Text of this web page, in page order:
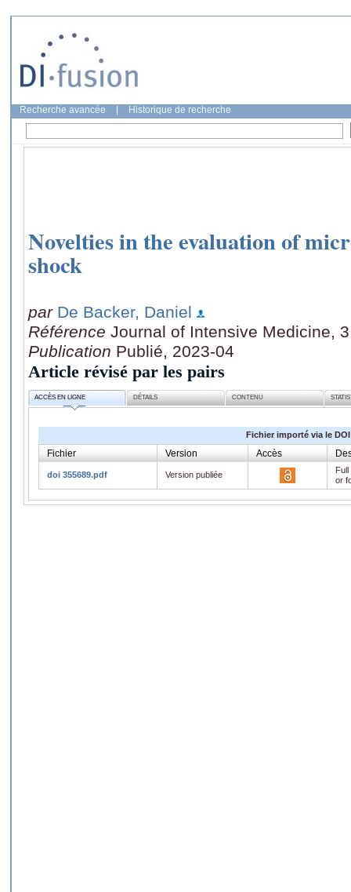
Recherche avancée Historique de recherche
Novelties in the evaluation of
shock
par De Backer, Daniel
Référence Journal of Intensive Medicine,
Publication Publié, 2023-04
Article révisé par les pairs
ACCÈS EN LIGNE DÉTAILS CONTENU
Fichier importé via le DOI
Fichier Version Accès
doi 355689.pdf Version publiée
or